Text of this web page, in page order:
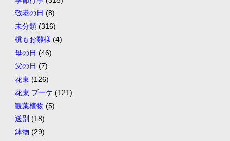
敬老の日 (8)
未分類(316)
桃もお雛様 (4)
母の日 (46)
父の日 (7)
花束(126)
花束 ブーケ (121)
観葉植物 (5)
送別 (18)
鉢物 (29)